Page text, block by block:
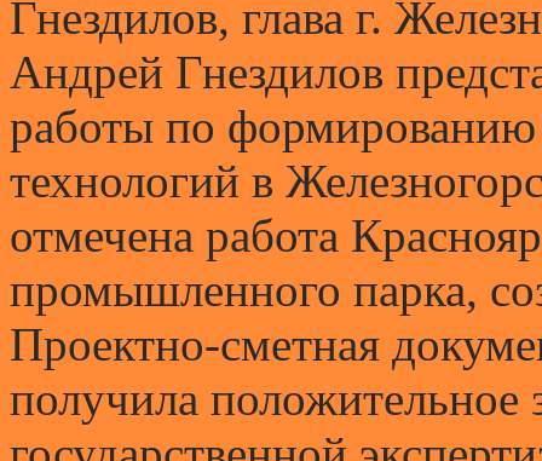
Гнездилов, глава г.
Андрей Гнездилов
работы по
технологий в
отмечена работа
промышленного парка,
Проектно-сметная
получила положительное